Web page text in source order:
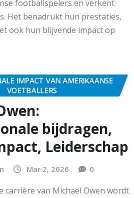
footballspelers en verkent
Het benadrukt hun prestaties,
ook hun blijvende impact op
IMPACT VAN AMERIKAANSE
VOETBALLERS
bijdragen,
Leiderschap
Mar 2, 2026 0
carrière van Michael Owen wordt